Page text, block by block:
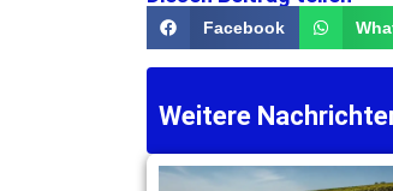
Facebook
Weitere